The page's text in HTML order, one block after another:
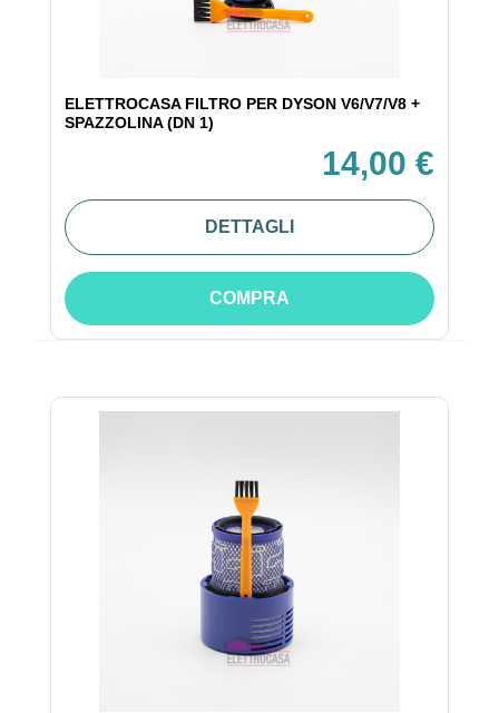
ELETTROCASA FILTRO PER DYSON V6/V7/V8 +
SPAZZOLINA (DN 1)
14,00 €
DETTAGLI
COMPRA